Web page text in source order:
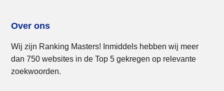
Over ons
Wij zijn Ranking Masters! Inmiddels hebben wij meer
dan 750 websites in de Top 5 gekregen op relevante
zoekwoorden.